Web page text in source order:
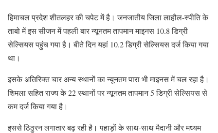
हिमाचल प्रदेश शीतलहर की चपेट में है। जनजातीय जिला लाहौल-स्पीति के
ताबो में इस सीजन में पहली बार न्यूनतम तापमान माइनस 10.8 डिग्री
सेल्सियस पहुंच गया है। बीते दिन यहां 10.2 डिग्री सेल्सियस दर्ज किया गया
था।
इसके अतिरिक्त चार अन्य स्थानों का न्यूनतम पारा भी माइनस में चल रहा है।
शिमला सहित राज्य के 22 स्थानों पर न्यूनतम तापमान 5 डिग्री सेल्सियस से
कम दर्ज किया गया है।
इससे ठिठुरन लगातार बढ़ रही है। पहाड़ों के साथ-साथ मैदानी और मध्यम